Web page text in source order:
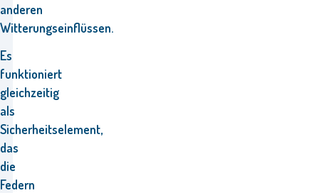
anderen
Witterungseinflüssen.
Es
funktioniert
gleichzeitig
als
Sicherheitselement,
das
die
Federn